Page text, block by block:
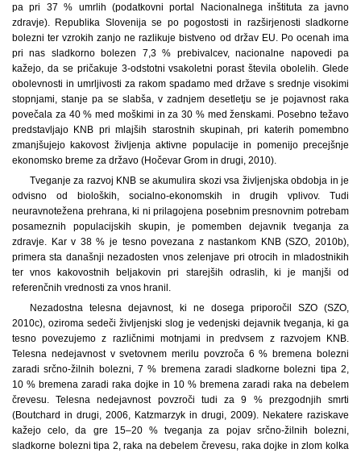
pa pri 37 % umrlih (podatkovni portal Nacionalnega inštituta za javno
zdravje). Republika Slovenija se po pogostosti in razširjenosti sladkorne
bolezni ter vzrokih zanjo ne razlikuje bistveno od držav EU. Po ocenah ima
pri nas sladkorno bolezen 7,3 % prebivalcev, nacionalne napovedi pa
kažejo, da se pričakuje 3-odstotni vsakoletni porast števila obolelih. Glede
obolevnosti in umrljivosti za rakom spadamo med države s srednje visokimi
stopnjami, stanje pa se slabša, v zadnjem desetletju se je pojavnost raka
povečala za 40 % med moškimi in za 30 % med ženskami. Posebno težavo
predstavljajo KNB pri mlajših starostnih skupinah, pri katerih pomembno
zmanjšujejo kakovost življenja aktivne populacije in pomenijo precejšnje
ekonomsko breme za državo (Hočevar Grom in drugi, 2010).
Tveganje za razvoj KNB se akumulira skozi vsa življenjska obdobja in je
odvisno od bioloških, socialno-ekonomskih in drugih vplivov. Tudi
neuravnotežena prehrana, ki ni prilagojena posebnim presnovnim potrebam
posameznih populacijskih skupin, je pomemben dejavnik tveganja za
zdravje. Kar v 38 % je tesno povezana z nastankom KNB (SZO, 2010b),
primera sta današnji nezadosten vnos zelenjave pri otrocih in mladostnikih
ter vnos kakovostnih beljakovin pri starejših odraslih, ki je manjši od
referenčnih vrednosti za vnos hranil.
Nezadostna telesna dejavnost, ki ne dosega priporočil SZO (SZO,
2010c), oziroma sedeči življenjski slog je vedenjski dejavnik tveganja, ki ga
tesno povezujemo z različnimi motnjami in predvsem z razvojem KNB.
Telesna nedejavnost v svetovnem merilu povzroča 6 % bremena bolezni
zaradi srčno-žilnih bolezni, 7 % bremena zaradi sladkorne bolezni tipa 2,
10 % bremena zaradi raka dojke in 10 % bremena zaradi raka na debelem
črevesu. Telesna nedejavnost povzroči tudi za 9 % prezgodnjih smrti
(Boutchard in drugi, 2006, Katzmarzyk in drugi, 2009). Nekatere raziskave
kažejo celo, da gre 15–20 % tveganja za pojav srčno-žilnih bolezni,
sladkorne bolezni tipa 2, raka na debelem črevesu, raka dojke in zlom kolka